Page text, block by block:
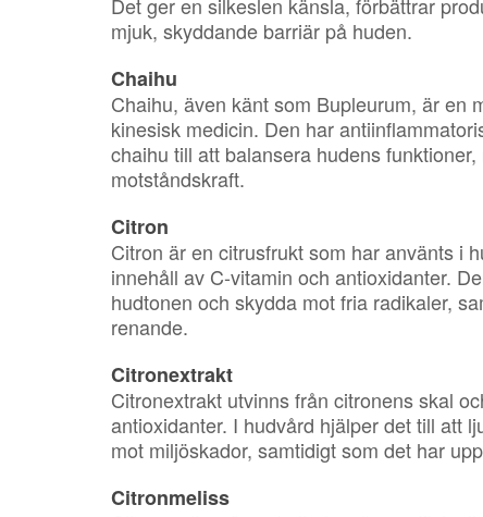
mjuk, skyddande barriär på huden.
Chaihu
Chaihu, även känt som Bupleurum, är en
kinesisk medicin. Den har
chaihu till att balansera hudens
motståndskraft.
Citron
Citron är en citrusfrukt som har använts i
innehåll av C-vitamin och antioxidanter.
hudtonen och skydda mot fria radikaler,
renande.
Citronextrakt
Citronextrakt utvinns från citronens skal
antioxidanter. I hudvård hjälper det till att
mot miljöskador, samtidigt som det har
Citronmeliss